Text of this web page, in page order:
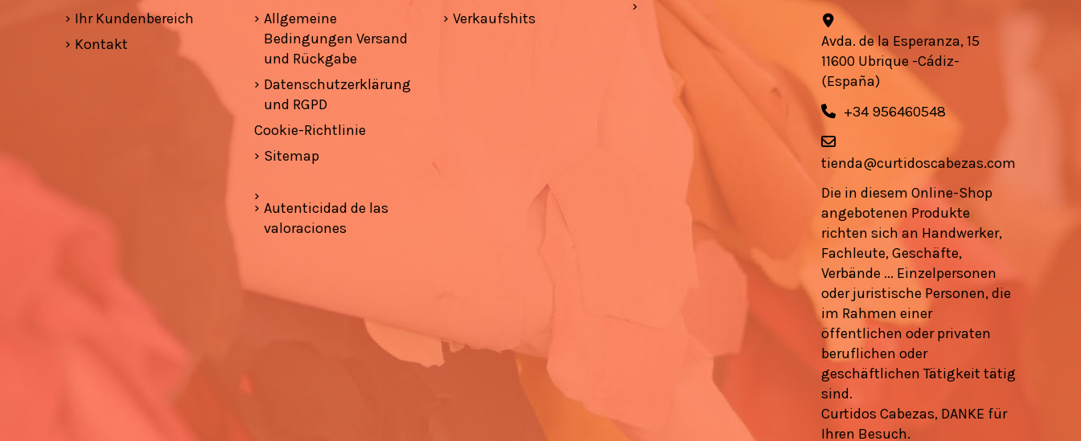
Ihr Kundenbereich
Kontakt
Allgemeine
Bedingungen Versand
und Rückgabe
Datenschutzerklärung
und RGPD
Cookie-Richtlinie
Sitemap
Autenticidad de las
valoraciones
Verkaufshits
Avda. de la Esperanza, 15
11600 Ubrique -Cádiz-
(España)
+34 956460548
tienda@curtidoscabezas.com
Die in diesem Online-Shop
angebotenen Produkte
richten sich an Handwerker,
Fachleute, Geschäfte,
Verbände ... Einzelpersonen
oder juristische Personen, die
im Rahmen einer
öffentlichen oder privaten
beruflichen oder
geschäftlichen Tätigkeit tätig
sind.
Curtidos Cabezas, DANKE für
Ihren Besuch.